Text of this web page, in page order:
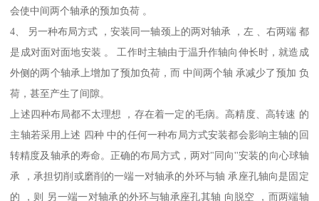
会使中间两个轴承的预加负荷 。
4、 另一种布局方式 ，安装同一轴颈上的两对轴承 ，左 、右两端 都
是成对面对面地安装 。 工作时主轴由于温升作轴向伸长时，就造成
外侧的两个轴承上增加了预加负荷，而 中间两个轴 承减少了预加 负
荷，甚至产生了间隙。
上述四种布局都不太理想 ，存在着一定的毛病。高精度、高转速 的
主轴若采用上述 四种 中的任何一种布局方式安装都会影响主轴的回
转精度及轴承的寿命。正确的布局方式，两对"同向''安装的向心球轴
承 ，承担切削或磨削的一端一对轴承的外环与轴 承座孔轴向是固定
的 ，则 另一端一对轴承的外环与轴承座孔其轴 向脱空 ，而两端轴